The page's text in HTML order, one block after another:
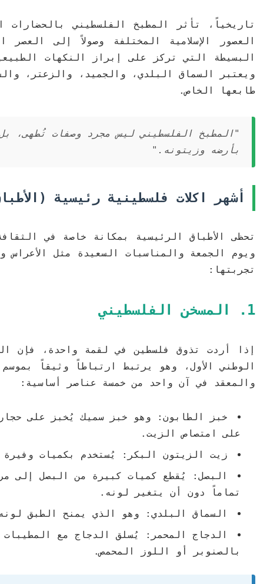
تاريخياً، تأثر المطبخ الفلسطيني
العصور الإسلامية المختلفة وصولاً إلى
البسيطة التي تركز على إبراز النكهات
ويعتبر السماق البلدي، والجميد، والزعتر،
طابعها الخاص.
"المطبخ الفلسطيني ليس مجرد وصفات تُطهى،
بأرضه وزيتونه."
أشهر اكلات فلسطينية رئيسية
تحظى الأطباق الرئيسية بمكانة خاصة في
ويوم الجمعة والمناسبات السعيدة مثل
تجربتها:
1. المسخن الفلسطيني
إذا أردت تذوق فلسطين في لقمة واحدة، فإن
الوطني الأول، وهو يرتبط ارتباطاً وثيقاً
والمعقد في آن واحد من خمسة عناصر أساسية:
خبز الطابون:
وهو خبز سميك يُخبز على
على امتصاص الزيت.
زيت الزيتون البكر:
يُستخدم بكميات
البصل:
يُقطع كميات كبيرة من البصل إلى
تماماً دون أن يتغير لونه.
السماق البلدي:
وهو الذي يمنح الطبق
الدجاج المحمر:
يُسلق الدجاج مع
بالصنوبر أو اللوز المحمص.